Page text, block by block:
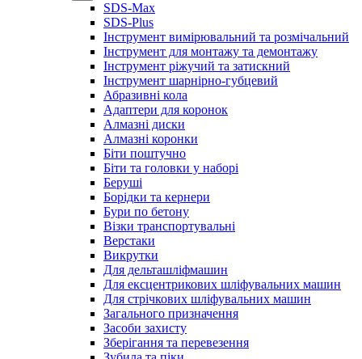
SDS-Max
SDS-Plus
Інструмент вимірювальний та розмічальний
Інструмент для монтажу та демонтажу
Інструмент ріжучий та затискний
Інструмент шарнірно-губцевий
Абразивні кола
Адаптери для коронок
Алмазні диски
Алмазні коронки
Біти поштучно
Біти та головки у наборі
Беруші
Борідки та кернери
Бури по бетону
Візки транспортувальні
Верстаки
Викрутки
Для дельташліфмашин
Для ексцентрикових шліфувальних машин
Для стрічкових шліфувальних машин
Загального призначення
Засоби захисту
Зберігання та перевезення